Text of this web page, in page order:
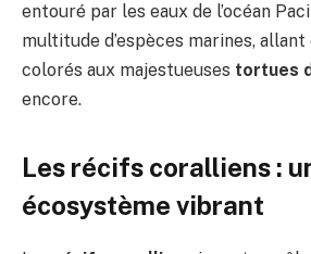
entouré par les eaux de l’océan
multitude d’espèces marines, allant
colorés aux majestueuses tortues
encore.
Les récifs coralliens :
écosystème vibrant